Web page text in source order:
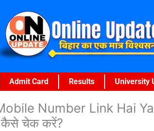
Admit Card Results University
Number Link Hai
कैसे चेक करें?